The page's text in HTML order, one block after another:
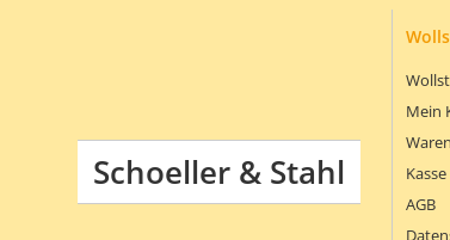
Schoeller & Stahl
Mein
Kasse
AGB